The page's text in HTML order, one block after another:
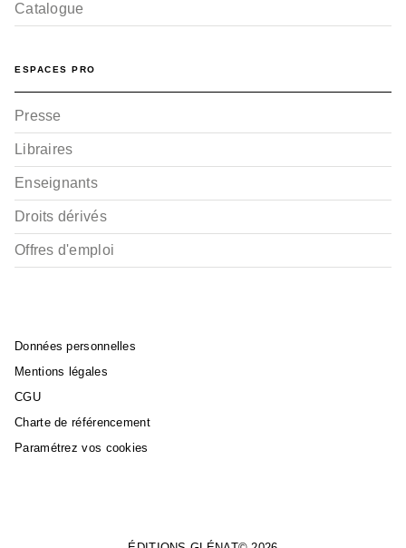
Catalogue
ESPACES PRO
Presse
Libraires
Enseignants
Droits dérivés
Offres d'emploi
Données personnelles
Mentions légales
CGU
Charte de référencement
Paramétrez vos cookies